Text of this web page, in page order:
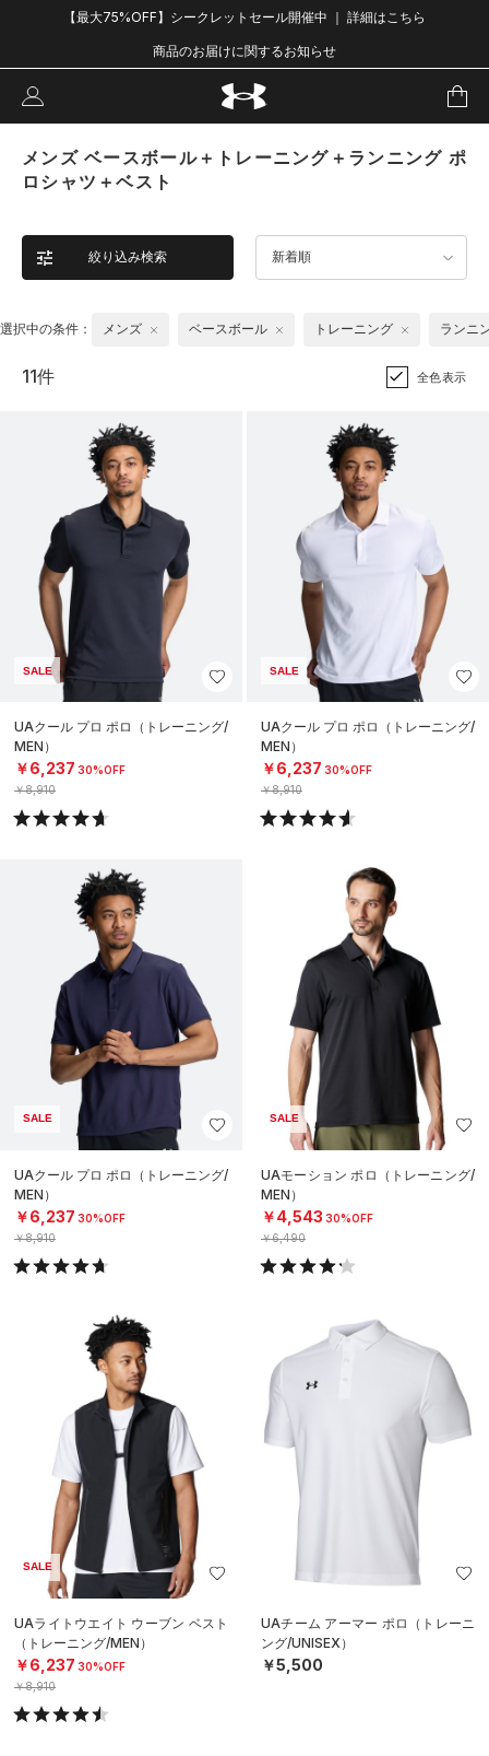
【最大75%OFF】シークレットセール開催中 ｜ 詳細はこちら
商品のお届けに関するお知らせ
メンズ ベースボール＋トレーニング＋ランニング ポ
ロシャツ＋ベスト
絞り込み検索 新着順
選択中の条件： メンズ ベースボール トレーニング ランニ
11件 全色表示
SALE
UAクール プロ ポロ（トレーニング/
MEN）
￥6,237 30%OFF
￥8,910
SALE
UAクール プロ ポロ（トレーニング/
MEN）
￥6,237 30%OFF
￥8,910
SALE
UAクール プロ ポロ（トレーニング/
MEN）
￥6,237 30%OFF
￥8,910
SALE
UAモーション ポロ（トレーニング/
MEN）
￥4,543 30%OFF
￥6,490
SALE
UAライトウエイト ウーブン ベスト
（トレーニング/MEN）
￥6,237 30%OFF
￥8,910
UAチーム アーマー ポロ（トレーニ
ング/UNISEX）
￥5,500